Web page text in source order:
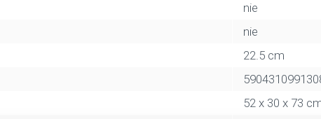
nie
nie
22.5 cm
52 x 30 x 73